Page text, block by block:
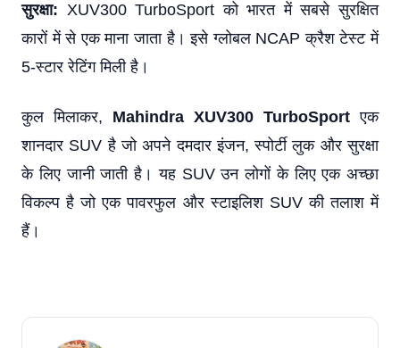
सुरक्षा: XUV300 TurboSport को भारत में सबसे सुरक्षित
कारों में से एक माना जाता है। इसे ग्लोबल NCAP क्रैश टेस्ट में
5-स्टार रेटिंग मिली है।
कुल मिलाकर, Mahindra XUV300 TurboSport एक
शानदार SUV है जो अपने दमदार इंजन, स्पोर्टी लुक और सुरक्षा
के लिए जानी जाती है। यह SUV उन लोगों के लिए एक अच्छा
विकल्प है जो एक पावरफुल और स्टाइलिश SUV की तलाश में
हैं।